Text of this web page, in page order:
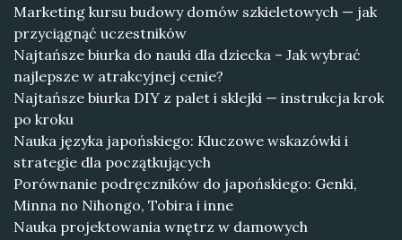
Marketing kursu budowy domów szkieletowych — jak
przyciągnąć uczestników
Najtańsze biurka do nauki dla dziecka – Jak wybrać
najlepsze w atrakcyjnej cenie?
Najtańsze biurka DIY z palet i sklejki — instrukcja krok
po kroku
Nauka języka japońskiego: Kluczowe wskazówki i
strategie dla początkujących
Porównanie podręczników do japońskiego: Genki,
Minna no Nihongo, Tobira i inne
Nauka projektowania wnętrz w damowych